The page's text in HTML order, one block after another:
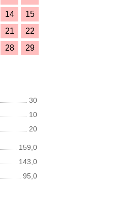
14
15
21
22
28
29
30
10
20
159,0
143,0
95,0